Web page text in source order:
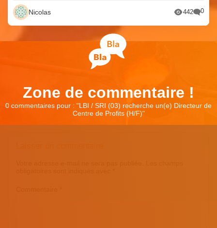
Nicolas 442 0
Zone de commentaire !
0 commentaires pour : "LBI / SRI (03) recherche un(e) Directeur de
Centre de Profits (H/F)"